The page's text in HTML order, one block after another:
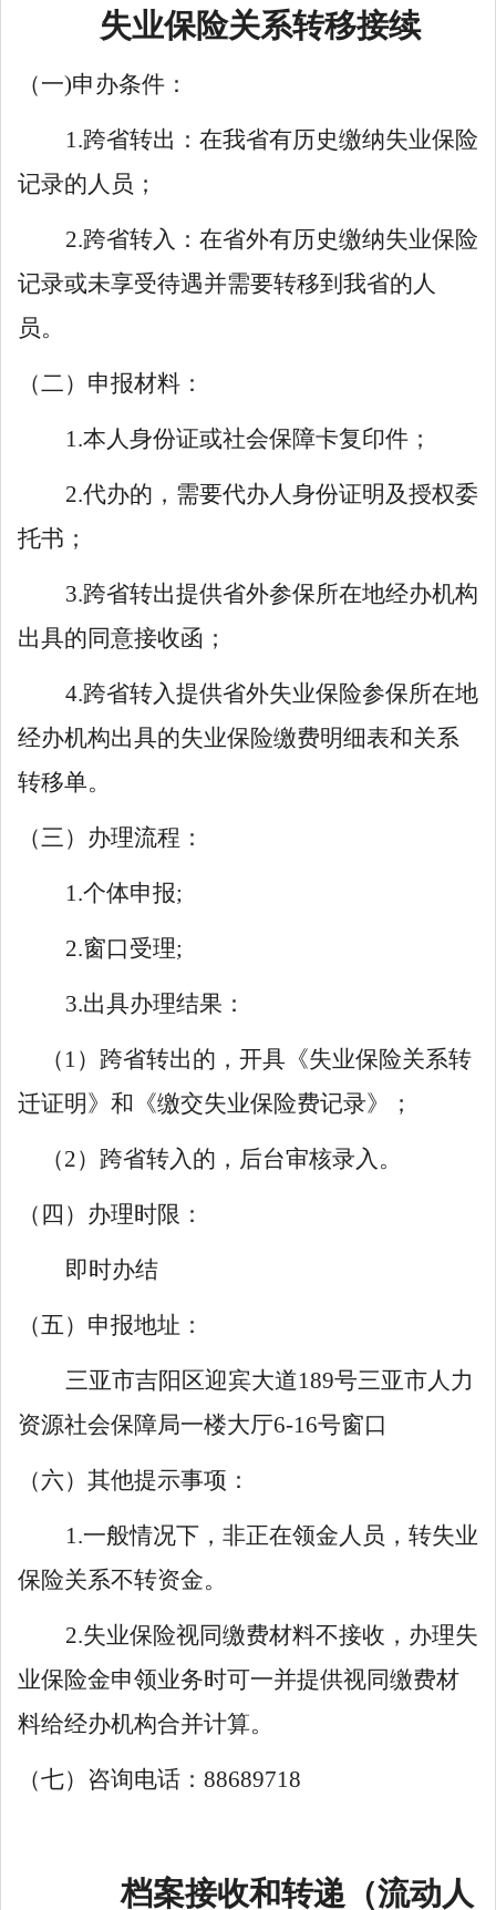
失业保险关系转移接续
（一)申办条件：
1.跨省转出：在我省有历史缴纳失业保险
记录的人员；
2.跨省转入：在省外有历史缴纳失业保险
记录或未享受待遇并需要转移到我省的人
员。
（二）申报材料：
1.本人身份证或社会保障卡复印件；
2.代办的，需要代办人身份证明及授权委
托书；
3.跨省转出提供省外参保所在地经办机构
出具的同意接收函；
4.跨省转入提供省外失业保险参保所在地
经办机构出具的失业保险缴费明细表和关系
转移单。
（三）办理流程：
1.个体申报;
2.窗口受理;
3.出具办理结果：
（ 1）跨省转出的，开具《失业保险关系转
迁证明》和《缴交失业保险费记录》；
（2）跨省转入的，后台审核录入。
（四）办理时限：
即时办结
（五）申报地址：
三亚市吉阳区迎宾大道189号三亚市人力
资源社会保障局一楼大厅6-16号窗口
（六）其他提示事项：
1.一般情况下，非正在领金人员，转失业
保险关系不转资金。
2.失业保险视同缴费材料不接收，办理失
业保险金申领业务时可一并提供视同缴费材
料给经办机构合并计算。
（七）咨询电话： 88689718
档案接收和转递（流动人